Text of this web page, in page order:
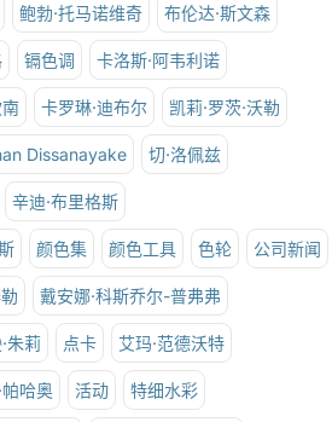
鲍勃·托马诺维奇 布伦达·斯文森
镉色调 卡洛斯·阿韦利诺
卡罗琳·迪布尔 凯莉·罗茨·沃勒
Dissanayake 切·洛佩兹
辛迪·布里格斯
颜色集 颜色工具 色轮 公司新闻
戴安娜·科斯乔尔-普弗弗
朱莉 点卡 艾玛·范德沃特
帕哈奥 活动 特细水彩